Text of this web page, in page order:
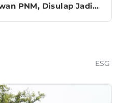
PNM, Disulap Jadi
ESG